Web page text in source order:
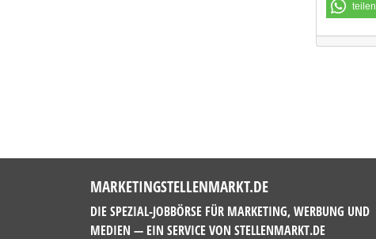
teilen
MARKETINGSTELLENMARKT.DE
DIE SPEZIAL-JOBBÖRSE FÜR MARKETING, WERBUNG UND
MEDIEN — EIN SERVICE VON STELLENMARKT.DE